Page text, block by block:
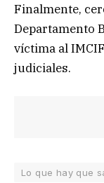
Finalmente,
Departamento
víctima al
judiciales.
Lo que hay que